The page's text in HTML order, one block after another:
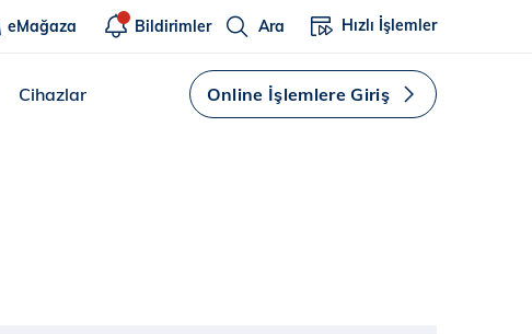
eMağaza Bildirimler Ara Hızlı İşlemler
Cihazlar Online İşlemlere Giriş